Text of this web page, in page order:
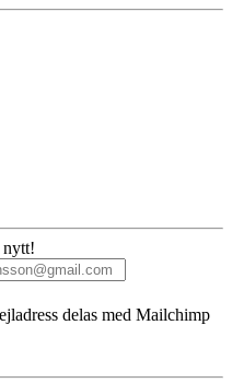
nytt!
delas med Mailchimp